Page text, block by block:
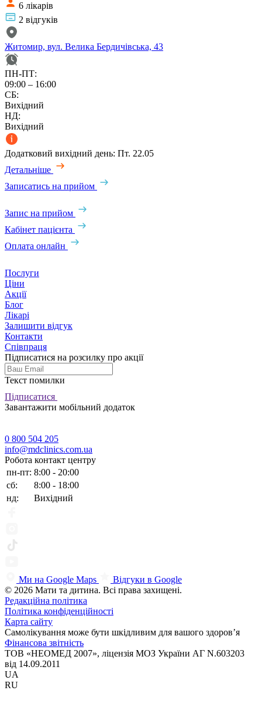
6 лікарів
2 відгуків
Житомир, вул. Велика Бердичівська, 43
ПН-ПТ:
09:00 – 16:00
СБ:
Вихідний
НД:
Вихідний
Додатковий вихідний день: Пт. 22.05
Детальніше
Записатись на прийом
Запис на прийом
Кабінет пацієнта
Оплата онлайн
Послуги
Ціни
Акції
Блог
Лікарі
Залишити відгук
Контакти
Співпраця
Підписатися на розсилку про акції
Текст помилки
Підписатися
Завантажити мобільний додаток
0 800 504 205
info@mdclinics.com.ua
Робота контакт центру
пн-пт: 8:00 - 20:00
сб:
8:00 - 18:00
нд:
Вихідний
Ми на Google Maps
Відгуки в Google
© 2026 Мати та дитина. Всі права захищені.
Редакційна політика
Політика конфіденційності
Карта сайту
Самолікування може бути шкідливим для вашого здоров’я
Фінансова звітність
ТОВ «НЕОМЕД 2007», ліцензія МОЗ України АГ N.603203
від 14.09.2011
UA
RU